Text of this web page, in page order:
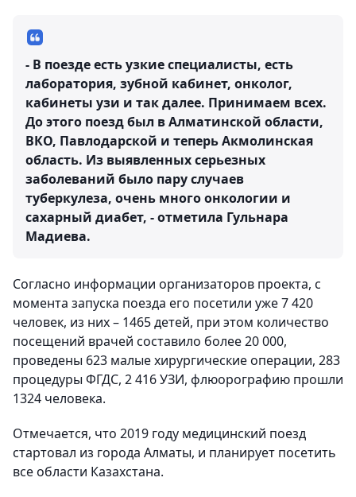
- В поезде есть узкие специалисты, есть
лаборатория, зубной кабинет, онколог,
кабинеты узи и так далее. Принимаем всех.
До этого поезд был в Алматинской области,
ВКО, Павлодарской и теперь Акмолинская
область. Из выявленных серьезных
заболеваний было пару случаев
туберкулеза, очень много онкологии и
сахарный диабет, - отметила Гульнара
Мадиева.
Согласно информации организаторов проекта, с
момента запуска поезда его посетили уже 7 420
человек, из них – 1465 детей, при этом количество
посещений врачей составило более 20 000,
проведены 623 малые хирургические операции, 283
процедуры ФГДС, 2 416 УЗИ, флюорографию прошли
1324 человека.
Отмечается, что 2019 году медицинский поезд
стартовал из города Алматы, и планирует посетить
все области Казахстана.